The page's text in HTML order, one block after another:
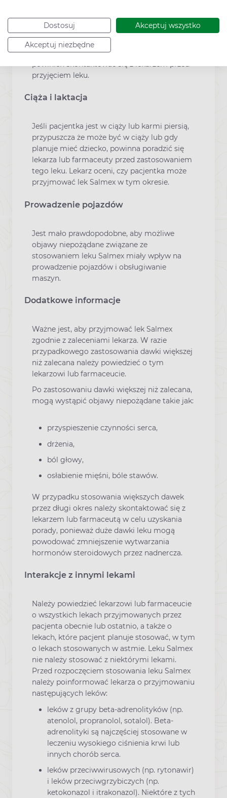
Dostosuj Akceptuj wszystko
Akceptuj niezbędne
Każda dawka leku Salmex, (250 μg + 50 μg),
zawiera około 13,2 mg laktozy jednowodnej.
Jeżeli stwierdzono wcześniej u pacjenta
nietolerancję niektórych cukrów, pacjent
powinien skontaktować się z lekarzem przed
przyjęciem leku.
Ciąża i laktacja
Jeśli pacjentka jest w ciąży lub karmi piersią,
przypuszcza że może być w ciąży lub gdy
planuje mieć dziecko, powinna poradzić się
lekarza lub farmaceuty przed zastosowaniem
tego leku. Lekarz oceni, czy pacjentka może
przyjmować lek Salmex w tym okresie.
Prowadzenie pojazdów
Jest mało prawdopodobne, aby możliwe
objawy niepożądane związane ze
stosowaniem leku Salmex miały wpływ na
prowadzenie pojazdów i obsługiwanie
maszyn.
Dodatkowe informacje
Ważne jest, aby przyjmować lek Salmex
zgodnie z zaleceniami lekarza. W razie
przypadkowego zastosowania dawki większej
niż zalecana należy powiedzieć o tym
lekarzowi lub farmaceucie.
Po zastosowaniu dawki większej niż zalecana,
mogą wystąpić objawy niepożądane takie jak:
przyspieszenie czynności serca,
drżenia,
ból głowy,
osłabienie mięśni, bóle stawów.
W przypadku stosowania większych dawek
przez długi okres należy skontaktować się z
lekarzem lub farmaceutą w celu uzyskania
porady, ponieważ duże dawki leku mogą
powodować zmniejszenie wytwarzania
hormonów steroidowych przez nadnercza.
Interakcje z innymi lekami
Należy powiedzieć lekarzowi lub farmaceucie
o wszystkich lekach przyjmowanych przez
pacjenta obecnie lub ostatnio, a także o
lekach, które pacjent planuje stosować, w tym
o lekach stosowanych w astmie. Leku Salmex
nie należy stosować z niektórymi lekami.
Przed rozpoczęciem stosowania leku Salmex
należy poinformować lekarza o przyjmowaniu
następujących leków:
leków z grupy beta-adrenolityków (np.
atenolol, propranolol, sotalol). Beta-
adrenolityki są najczęściej stosowane w
leczeniu wysokiego ciśnienia krwi lub
innych chorób serca.
leków przeciwwirusowych (np. rytonawir)
i leków przeciwgrzybiczych (np.
ketokonazol i itrakonazol). Niektóre z tych